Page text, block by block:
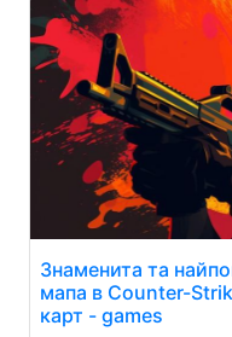
Знаменита та
мапа в Counter-
карт - games